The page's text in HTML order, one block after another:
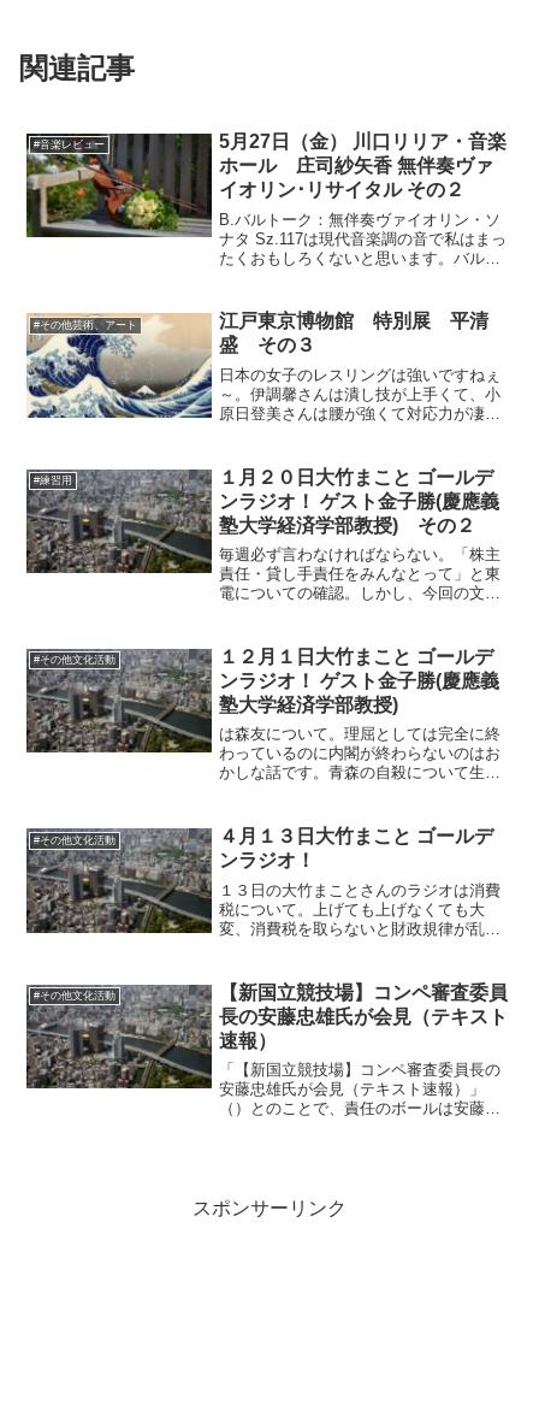
関連記事
#音楽レビュー
5月27日（金） 川口リリア・音楽
ホール 庄司紗矢香 無伴奏ヴァ
イオリン･リサイタル その２
B.バルトーク：無伴奏ヴァイオリン・ソ
ナタ Sz.117は現代音楽調の音で私はまっ
たくおもしろくないと思います。バルト
てしまっていいのか、と代表曲などを漁
って改めて聴い...
#その他芸術、アート
江戸東京博物館 特別展 平清
盛 その３
日本の女子のレスリングは強いですねぇ
～。伊調馨さんは潰し技が上手くて、小
原日登美さんは腰が強くて対応力が凄い
っていくタックルの上手さにも、潰し技
の上手さが生きていたと思...
#練習用
１月２０日大竹まこと ゴールデ
ンラジオ！ ゲスト金子勝(慶應義
塾大学経済学部教授) その２
毎週必ず言わなければならない。「株主
責任・貸し手責任をみんなとって」と東
電についての確認。しかし、今回の文科
判していますけど、この貸し手責任を取
らせないのも本来は「天下...
#その他文化活動
１２月１日大竹まこと ゴールデ
ンラジオ！ ゲスト金子勝(慶應義
塾大学経済学部教授)
は森友について。理屈としては完全に終
わっているのに内閣が終わらないのはお
かしな話です。青森の自殺について生徒
る、と太田氏。テレビがやらないと鎮静
化しちゃうんだけどみんな...
#その他文化活動
４月１３日大竹まこと ゴールデ
ンラジオ！
１３日の大竹まことさんのラジオは消費
税について。上げても上げなくても大
変、消費税を取らないと財政規律が乱れ
うに色々な情報に接している人がこうい
う世迷い事のようなことを言...
#その他文化活動
【新国立競技場】コンペ審査委員
長の安藤忠雄氏が会見（テキスト
速報）
「【新国立競技場】コンペ審査委員長の
安藤忠雄氏が会見（テキスト速報）」
（）とのことで、責任のボールは安藤さ
スポンサーリンク